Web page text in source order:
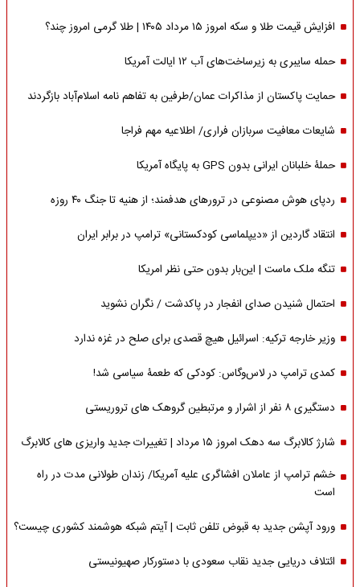
افزایش قیمت طلا و سکه امروز ۱۵ مرداد ۱۴۰۵ | طلا گرمی امروز چند؟
حمله سایبری به زیرساخت‌های آب ۱۲ ایالت آمریکا
حمایت پاکستان از مذاکرات عمان/طرفین به تفاهم نامه اسلام‌آباد بازگردند
شایعات معافیت سربازان فراری/ اطلاعیه مهم فراجا
حملۀ خلبانان ایرانی بدون GPS به پایگاه آمریکا
ردپای هوش مصنوعی در ترورهای هدفمند؛ از هنیه تا جنگ ۴۰ روزه
انتقاد گاردین از «دیپلماسی کودکستانی» ترامپ در برابر ایران
تنگه ملک ماست | این‌بار بدون حتی نظر امریکا
احتمال شنیدن صدای انفجار در پاکدشت / نگران نشوید
وزیر خارجه ترکیه: اسرائیل هیچ قصدی برای صلح در غزه ندارد
کمدی ترامپ در لاس‌وگاس: کودکی که طعمۀ سیاسی شد!
دستگیری ۸ نفر از اشرار و مرتبطین گروهک های تروریستی
شارژ کالابرگ سه دهک امروز ۱۵ مرداد | تغییرات جدید واریزی های کالابرگ
خشم ترامپ از عاملان افشاگری‌ علیه آمریکا/ زندان طولانی مدت در راه
است
ورود آپشن جدید به قبوض تلفن ثابت | آیتم شبکه هوشمند کشوری چیست؟
ائتلاف دریایی جدید نقاب سعودی با دستورکار صهیونیستی